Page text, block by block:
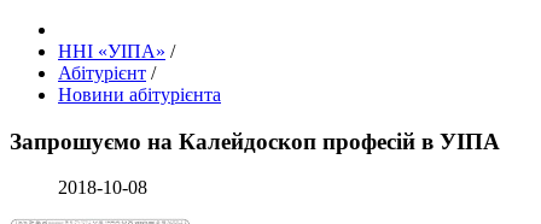
ННІ «УІПА» /
Абітурієнт /
Новини абітурієнта
Запрошуємо на Калейдоскоп професій в УІПА
2018-10-08